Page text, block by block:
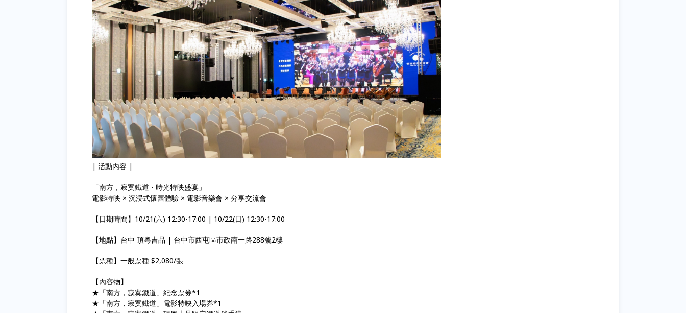
| 活動內容 |
「南方，寂寞鐵道 - 時光特映盛宴」
電影特映 × 沉浸式懷舊體驗 × 電影音樂會 × 分享交流會
【日期時間】10/21(六) 12:30-17:00 | 10/22(日) 12:30-17:00
【地點】台中 頂粵吉品 | 台中市西屯區市政南一路288號2樓
【票種】一般票種 $2,080/張
【內容物】
★「南方，寂寞鐵道」紀念票券*1
★「南方，寂寞鐵道」電影特映入場券*1